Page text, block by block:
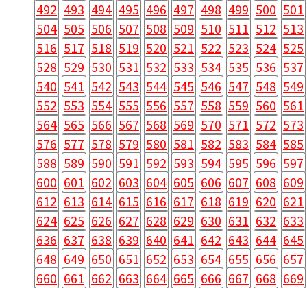
492 493 494 495 496 497 498 499 500 501
504 505 506 507 508 509 510 511 512 513
516 517 518 519 520 521 522 523 524 525
528 529 530 531 532 533 534 535 536 537
540 541 542 543 544 545 546 547 548 549
552 553 554 555 556 557 558 559 560 561
564 565 566 567 568 569 570 571 572 573
576 577 578 579 580 581 582 583 584 585
588 589 590 591 592 593 594 595 596 597
600 601 602 603 604 605 606 607 608 609
612 613 614 615 616 617 618 619 620 621
624 625 626 627 628 629 630 631 632 633
636 637 638 639 640 641 642 643 644 645
648 649 650 651 652 653 654 655 656 657
660 661 662 663 664 665 666 667 668 669